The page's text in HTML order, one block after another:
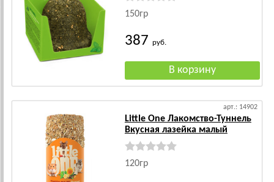
150гр
387 руб.
арт.: 14902
Little One Лакомство-Туннель
Вкусная лазейка малый
120гр